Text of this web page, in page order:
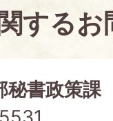
する
秘書政策課